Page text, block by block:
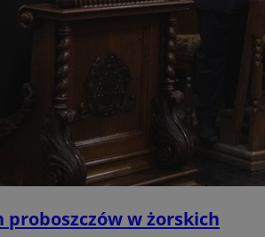
proboszczów w żorskich